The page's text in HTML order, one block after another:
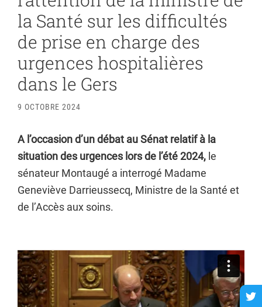
la Santé sur les difficultés
de prise en charge des
urgences hospitalières
dans le Gers
9 OCTOBRE 2024
A l’occasion d’un débat au Sénat relatif à la
situation des urgences lors de l’été 2024, le
sénateur Montaugé a interrogé Madame
Geneviève Darrieussecq, Ministre de la Santé et
de l’Accès aux soins.